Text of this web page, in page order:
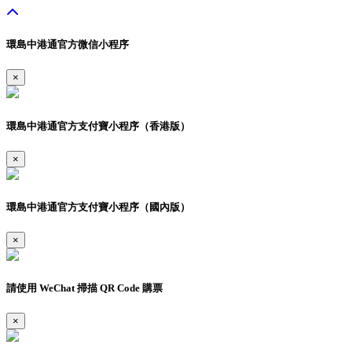
環島中港通官方微信小程序
×
環島中港通官方支付寶小程序（香港版）
×
環島中港通官方支付寶小程序（國內版）
×
請使用 WeChat 掃描 QR Code 購票
×